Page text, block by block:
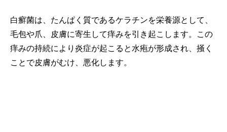
白癬菌は、たんぱく質であるケラチンを栄養源として、
毛包や爪、皮膚に寄生して痒みを引き起こします。この
痒みの持続により炎症が起こると水疱が形成され、掻く
ことで皮膚がむけ、悪化します。